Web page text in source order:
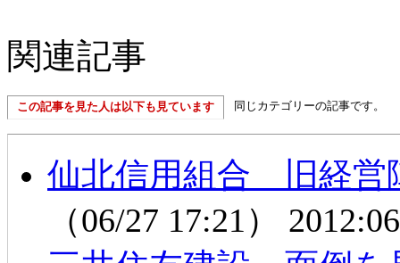
関連記事
この記事を見た人は以下も見ています 同じカテゴリーの記事です。
仙北信用組合 旧経営
（06/27 17:21）